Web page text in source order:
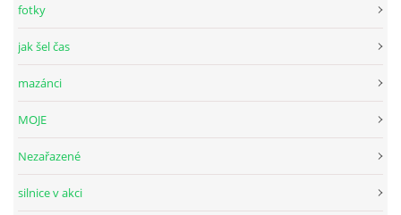
fotky
jak šel čas
mazánci
MOJE
Nezařazené
silnice v akci